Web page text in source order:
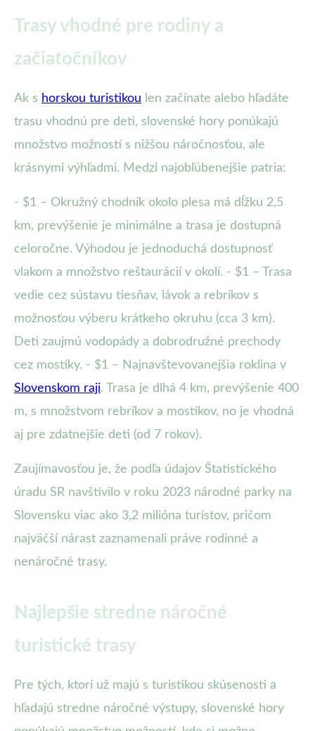
Trasy vhodné pre rodiny a
začiatočníkov
Ak s horskou turistikou len začínate alebo hľadáte
trasu vhodnú pre deti, slovenské hory ponúkajú
množstvo možností s nižšou náročnosťou, ale
krásnymi výhľadmi. Medzi najobľúbenejšie patria:
- $1 – Okružný chodník okolo plesa má dĺžku 2,5
km, prevýšenie je minimálne a trasa je dostupná
celoročne. Výhodou je jednoduchá dostupnosť
vlakom a množstvo reštaurácií v okolí. - $1 – Trasa
vedie cez sústavu tiesňav, lávok a rebríkov s
možnosťou výberu krátkeho okruhu (cca 3 km).
Deti zaujmú vodopády a dobrodružné prechody
cez mostíky. - $1 – Najnavštevovanejšia roklina v
Slovenskom raji. Trasa je dlhá 4 km, prevýšenie 400
m, s množstvom rebríkov a mostíkov, no je vhodná
aj pre zdatnejšie deti (od 7 rokov).
Zaujímavosťou je, že podľa údajov Štatistického
úradu SR navštívilo v roku 2023 národné parky na
Slovensku viac ako 3,2 milióna turistov, pričom
najväčší nárast zaznamenali práve rodinné a
nenáročné trasy.
Najlepšie stredne náročné
turistické trasy
Pre tých, ktorí už majú s turistikou skúsenosti a
hľadajú stredne náročné výstupy, slovenské hory